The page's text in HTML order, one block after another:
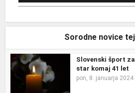
Sorodne novice
Slovenski šport
star komaj 41 let
pon, 8. januarja 2024